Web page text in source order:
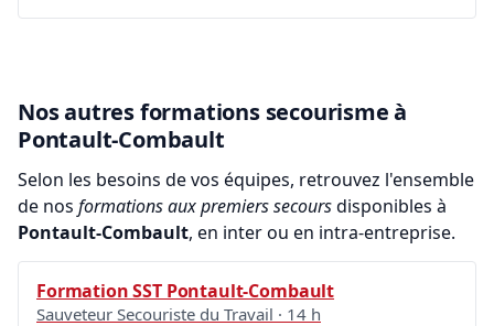
Nos autres formations secourisme à
Pontault-Combault
Selon les besoins de vos équipes, retrouvez l'ensemble
de nos formations aux premiers secoursdisponibles à
Pontault-Combault, en inter ou en intra-entreprise.
Formation SST Pontault-Combault
Sauveteur Secouriste du Travail · 14 h